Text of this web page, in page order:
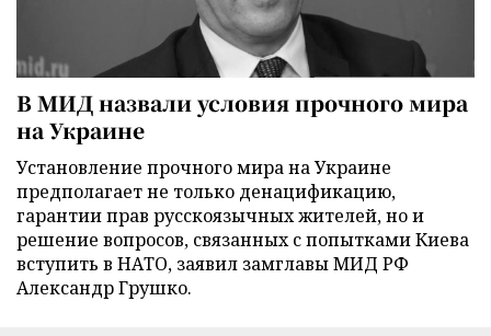
В МИД назвали условия прочного мира
на Украине
Установление прочного мира на Украине
предполагает не только денацификацию,
гарантии прав русскоязычных жителей, но и
решение вопросов, связанных с попытками Киева
вступить в НАТО, заявил замглавы МИД РФ
Александр Грушко.